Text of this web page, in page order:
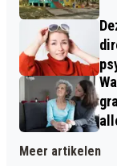
Meer artikelen